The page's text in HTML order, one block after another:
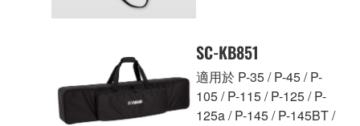
SC-KB851
適用於 P-35 / P-45 / P-
105 / P-115 / P-125 / P-
125a / P-145 / P-145BT /